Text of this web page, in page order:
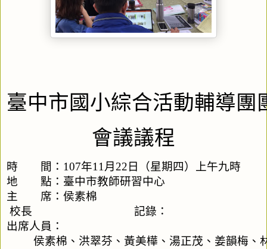
臺中市國小綜合活動輔導團
會議議程
時　　間：107年11月22日（星期四）上午九時
地　　點：臺中市教師研習中心
主　　席：侯素棉
校長　　　　　　　　　記錄：
出席人員：
侯素棉、洪翠芬、黃美樺、湯正茂、姜韻梅、